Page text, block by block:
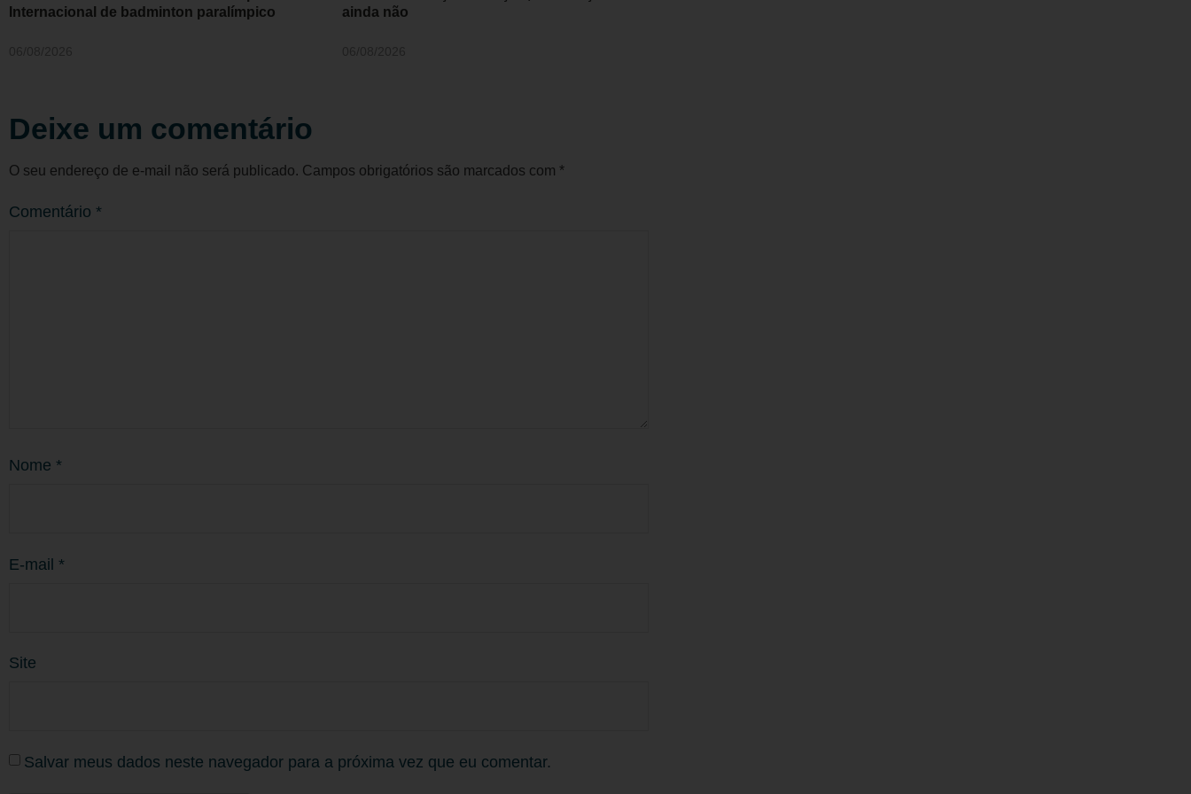
Internacional de badminton paralímpico
ainda não
Deixe um comentário
O seu endereço de e-mail não será publicado. Campos obrigatórios são marcados com *
Comentário *
Nome *
E-mail *
Site
Salvar meus dados neste navegador para a próxima vez que eu comentar.